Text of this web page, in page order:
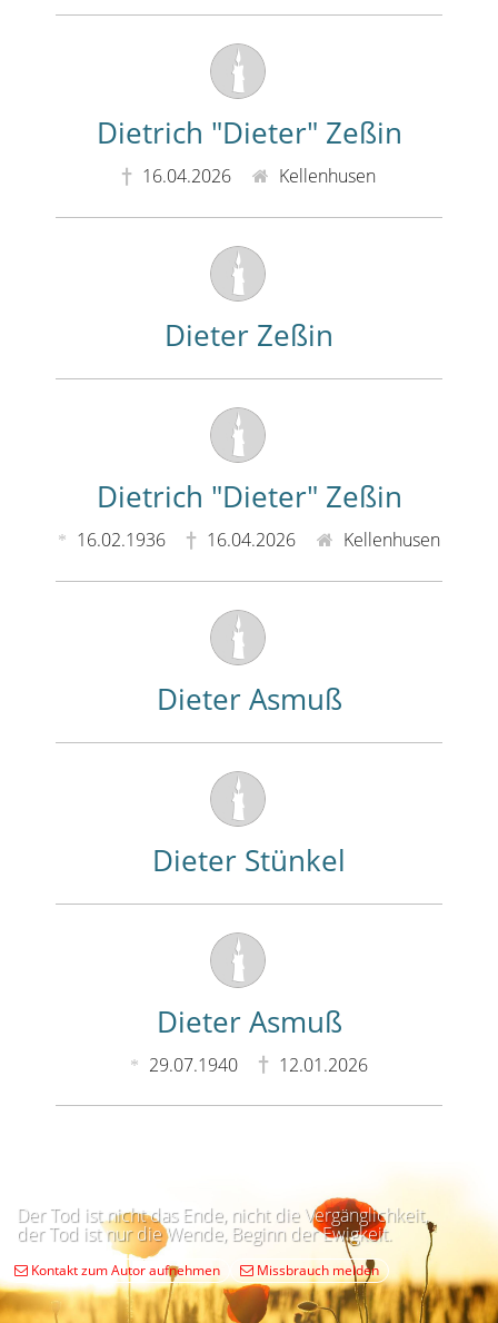
Dietrich "Dieter" Zeßin
16.04.2026 Kellenhusen
Dieter Zeßin
Dietrich "Dieter" Zeßin
16.02.1936 16.04.2026 Kellenhusen
Dieter Asmuß
Dieter Stünkel
Dieter Asmuß
29.07.1940 12.01.2026
Der Tod ist nicht das Ende, nicht die Vergänglichkeit,
der Tod ist nur die Wende, Beginn der Ewigkeit.
Kontakt zum Autor aufnehmen Missbrauch melden